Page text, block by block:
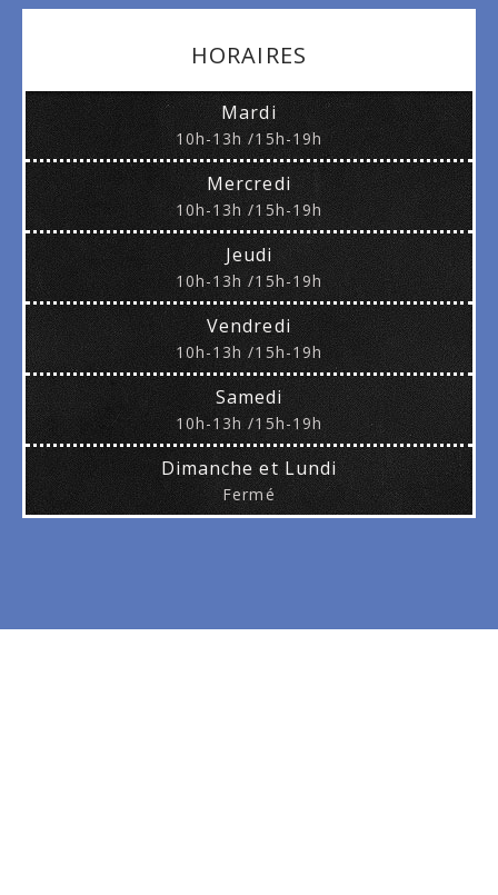
HORAIRES
Mardi
10h-13h /15h-19h
Mercredi
10h-13h /15h-19h
Jeudi
10h-13h /15h-19h
Vendredi
10h-13h /15h-19h
Samedi
10h-13h /15h-19h
Dimanche et Lundi
Fermé